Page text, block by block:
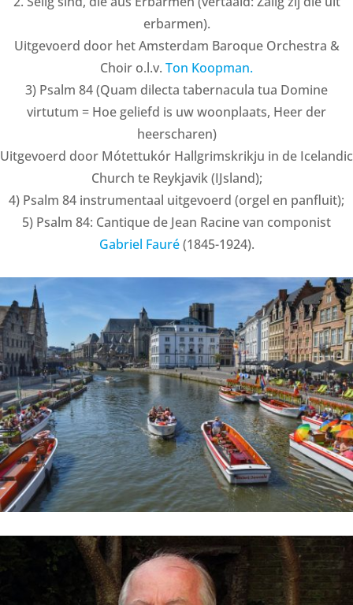
erbarmen).
Uitgevoerd door het Amsterdam Baroque Orchestra &
Choir o.l.v. Ton Koopman.
3) Psalm 84 (Quam dilecta tabernacula tua Domine
virtutum = Hoe geliefd is uw woonplaats, Heer der
heerscharen)
Uitgevoerd door Mótettukór Hallgrimskrikju in de Icelandic
Church te Reykjavik (IJsland);
4) Psalm 84 instrumentaal uitgevoerd (orgel en panfluit);
5) Psalm 84: Cantique de Jean Racine van componist
Gabriel Fauré(1845-1924).